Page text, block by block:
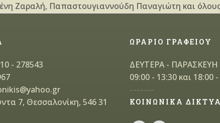
Ζαραλή, Παπαστουγιαννούδη Παναγιώτη και
- 278543
7, Θεσσαλονίκη, 546 31
ΩΡΑΡΙΟ ΓΡΑΦΕΙΟΥ
ΔΕΥΤΕΡΑ - ΠΑΡΑΣΚΕΥΗ
09:00 - 13:30 και 18:00
-------
ΚΟΙΝΩΝΙΚΑ ΔΙΚΤΥΑ